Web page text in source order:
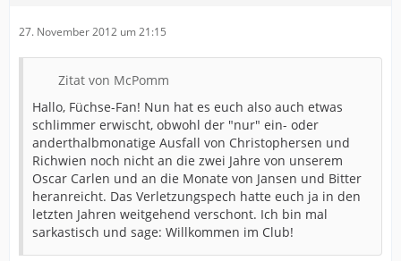
27. November 2012 um 21:15
Zitat von McPomm
Hallo, Füchse-Fan! Nun hat es euch also auch etwas
schlimmer erwischt, obwohl der "nur" ein- oder
anderthalbmonatige Ausfall von Christophersen und
Richwien noch nicht an die zwei Jahre von unserem
Oscar Carlen und an die Monate von Jansen und Bitter
heranreicht. Das Verletzungspech hatte euch ja in den
letzten Jahren weitgehend verschont. Ich bin mal
sarkastisch und sage: Willkommen im Club!